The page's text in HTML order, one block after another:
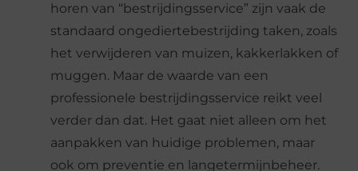
horen van “bestrijdingsservice” zijn vaak de
standaard ongediertebestrijding taken, zoals
het verwijderen van muizen, kakkerlakken of
muggen. Maar de waarde van een
professionele bestrijdingsservice reikt veel
verder dan dat. Het gaat niet alleen om het
aanpakken van huidige problemen, maar
ook om preventie en langetermijnbeheer.